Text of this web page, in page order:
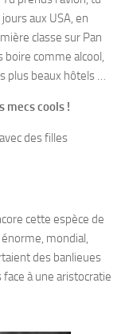
aux USA, en
classe sur Pan
boire comme alcool,
plus beaux hôtels …
mecs cools !
des filles
cette espèce de
mondial,
des banlieues
face à une aristocratie